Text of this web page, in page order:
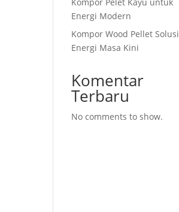
Energi Modern
Kompor Wood Pellet Solusi
Energi Masa Kini
Komentar
Terbaru
No comments to show.